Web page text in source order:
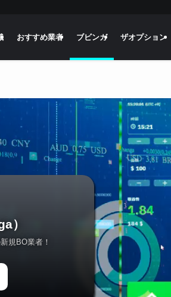
おすすめ業者 ブビンガ ザオプション
）
規BO業者！